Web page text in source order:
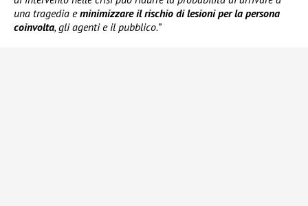
una tragedia eminimizzare il rischio di lesioni per la persona
coinvolta, gli agenti e il pubblico.”